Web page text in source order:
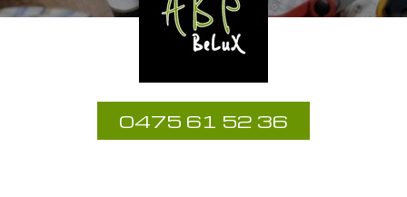
0475 61 52 36